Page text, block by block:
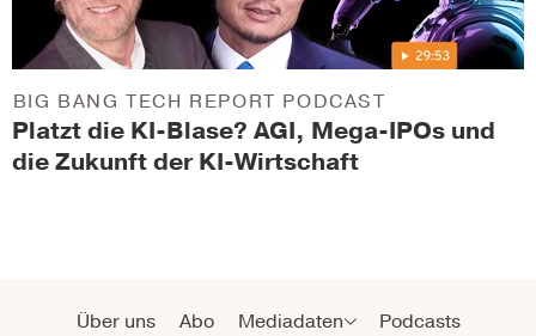
Platzt die KI-Blase? AGI, Mega-IPOs und
die Zukunft der KI-Wirtschaft
BIG BANG TECH REPORT PODCAST
Über uns Abo Mediadaten
Podcasts